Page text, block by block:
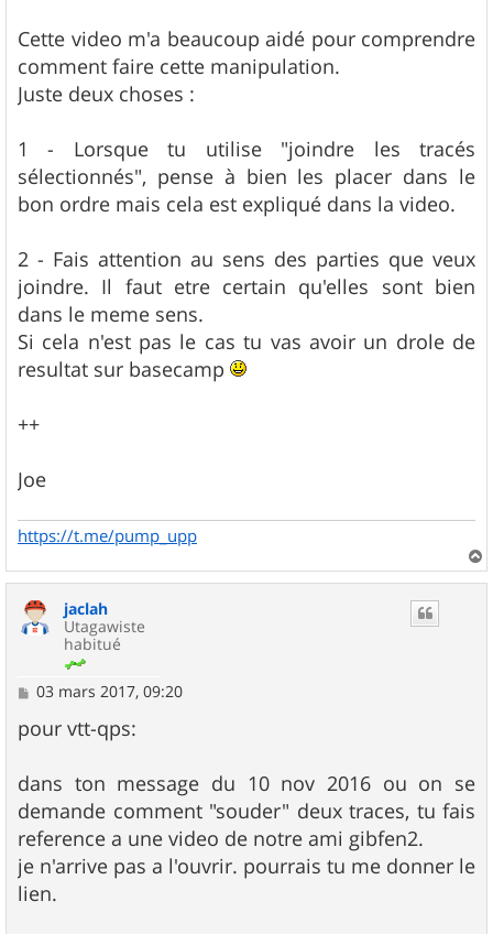
g
e
Cette video m'a beaucoup aidé pour comprendre
comment faire cette manipulation.
Juste deux choses :
1 - Lorsque tu utilise "joindre les tracés
sélectionnés", pense à bien les placer dans le
bon ordre mais cela est expliqué dans la video.
2 - Fais attention au sens des parties que veux
joindre. Il faut etre certain qu'elles sont bien
dans le meme sens.
Si cela n'est pas le cas tu vas avoir un drole de
resultat sur basecamp
++
Joe
https://t.me/pump_upp
a
jaclah
Utagawiste
habitué
M
s
s
g
e
03 mars 2017, 09:20
pour vtt-qps:
dans ton message du 10 nov 2016 ou on se
demande comment "souder" deux traces, tu fais
reference a une video de notre ami gibfen2.
je n'arrive pas a l'ouvrir. pourrais tu me donner le
lien.